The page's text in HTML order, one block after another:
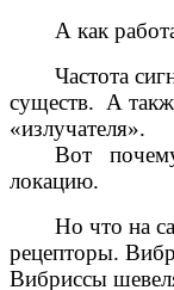
А как
Частота
существ. А
«излучателя».
Вот почему
локацию.
Но что на
рецепторы.
Вибриссы